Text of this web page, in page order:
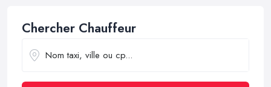
Chercher Chauffeur